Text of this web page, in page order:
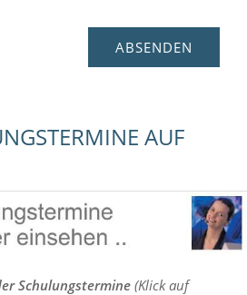
AUF
Schulungstermine (Klick auf